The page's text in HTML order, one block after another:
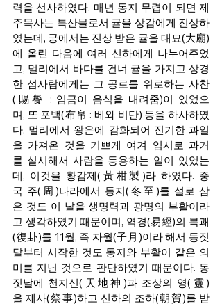
력을 선사하였다. 매년 동지 무렵이 되면 제
주목사는 특산물로서 귤을 상감에게 진상하
였는데, 궁에서는 진상 받은 귤을 대묘(大廟)
에 올린 다음에 여러 신하에게 나누어주었
고, 멀리에서 바다를 건너 귤을 가지고 상경
한 섬사람에게는 그 공로를 위로하는 사찬
(賜餐 : 임금이 음식을 내려줌)이 있었으
며, 또 포백(布帛 : 베와 비단) 등을 하사하였
다. 멀리에서 왕은에 감화되어 진기한 과일
을 가져온 것을 기쁘게 여겨 임시로 과거
를 실시해서 사람을 등용하는 일이 있었는
데, 이것을 황감제(黃柑製)라 하였다. 중
국 주(周)나라에서 동지(冬至)를 설로 삼
은 것도 이 날을 생명력과 광명의 부활이라
고 생각하였기 때문이며, 역경(易經)의 복괘
(復卦)를 11월, 즉 자월(子月)이라 해서 동짓
달부터 시작한 것도 동지와 부활이 같은 의
미를 지닌 것으로 판단하였기 때문이다. 동
짓날에 천지신(天地神)과 조상의 영(靈)
을 제사(祭事)하고 신하의 조하(朝賀)를 받